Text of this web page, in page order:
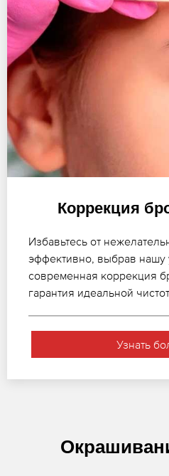
Коррекция
Избавьтесь от
эффективно, выбрав нашу
современная коррекция
гарантия идеальной
Узнать